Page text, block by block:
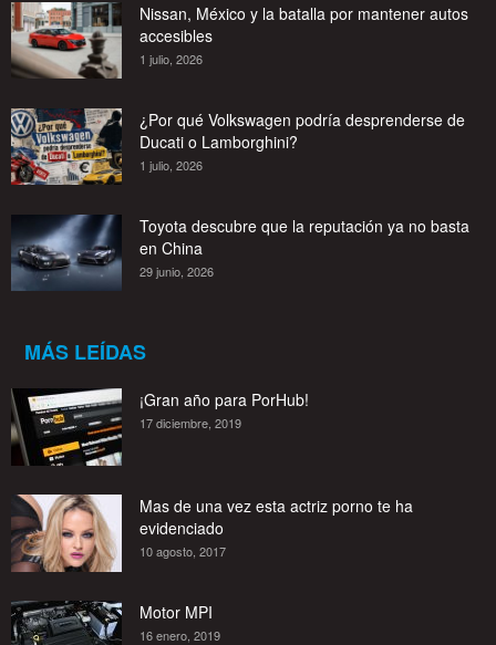
Nissan, México y la batalla por mantener autos
accesibles
1 julio, 2026
¿Por qué Volkswagen podría desprenderse de
Ducati o Lamborghini?
1 julio, 2026
Toyota descubre que la reputación ya no basta
en China
29 junio, 2026
MÁS LEÍDAS
¡Gran año para PorHub!
17 diciembre, 2019
Mas de una vez esta actriz porno te ha
evidenciado
10 agosto, 2017
Motor MPI
16 enero, 2019